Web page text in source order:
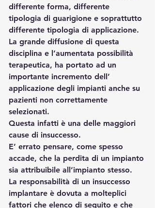
differente forma, differente
tipologia di guarigione e soprattutto
differente tipologia di applicazione.
La grande diffusione di questa
disciplina e l’aumentata possibilità
terapeutica, ha portato ad un
importante incremento dell’
applicazione degli impianti anche su
pazienti non correttamente
selezionati.
Questa infatti è una delle maggiori
cause di insuccesso.
E’ errato pensare, come spesso
accade, che la perdita di un impianto
sia attribuibile all’impianto stesso.
La responsabilità di un insuccesso
implantare è dovuta a molteplici
fattori che elenco di seguito e che